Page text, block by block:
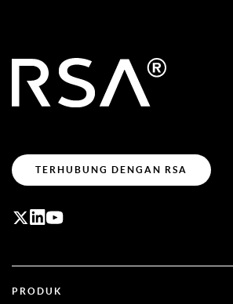
TERHUBUNG DENGAN RSA
PRODUK